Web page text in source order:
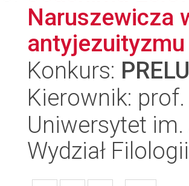
Naruszewicza
antyjezuityzmu
Konkurs:
Kierownik: prof.
Uniwersytet
Wydział